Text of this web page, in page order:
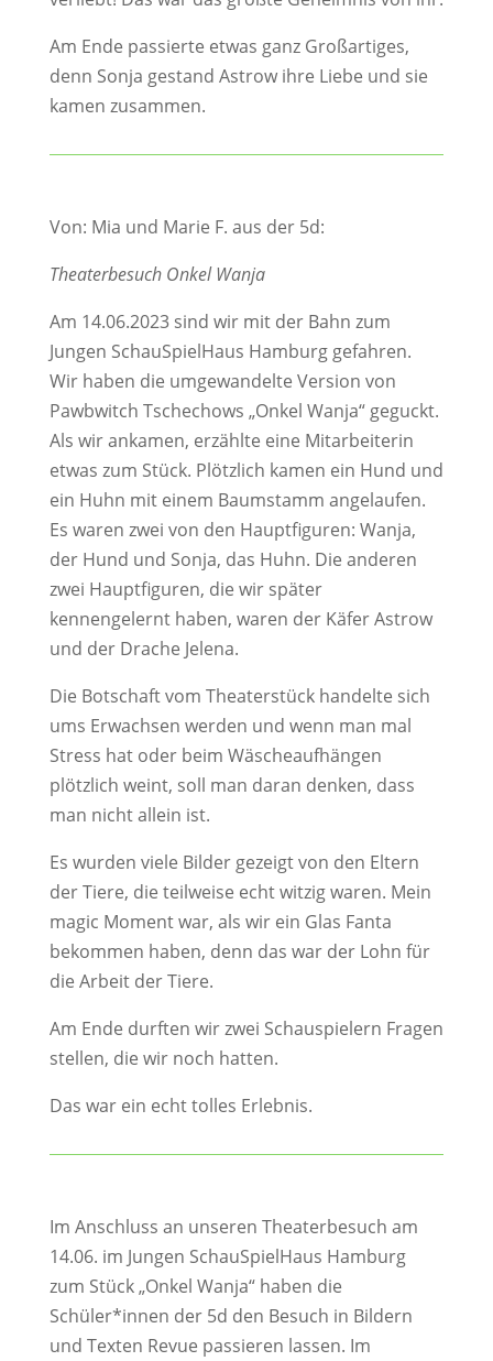
Am Ende passierte etwas ganz Großartiges,
denn Sonja gestand Astrow ihre Liebe und sie
kamen zusammen.
Von: Mia und Marie F. aus der 5d:
Theaterbesuch Onkel Wanja
Am 14.06.2023 sind wir mit der Bahn zum
Jungen SchauSpielHaus Hamburg gefahren.
Wir haben die umgewandelte Version von
Pawbwitch Tschechows „Onkel Wanja“ geguckt.
Als wir ankamen, erzählte eine Mitarbeiterin
etwas zum Stück. Plötzlich kamen ein Hund und
ein Huhn mit einem Baumstamm angelaufen.
Es waren zwei von den Hauptfiguren: Wanja,
der Hund und Sonja, das Huhn. Die anderen
zwei Hauptfiguren, die wir später
kennengelernt haben, waren der Käfer Astrow
und der Drache Jelena.
Die Botschaft vom Theaterstück handelte sich
ums Erwachsen werden und wenn man mal
Stress hat oder beim Wäscheaufhängen
plötzlich weint, soll man daran denken, dass
man nicht allein ist.
Es wurden viele Bilder gezeigt von den Eltern
der Tiere, die teilweise echt witzig waren. Mein
magic Moment war, als wir ein Glas Fanta
bekommen haben, denn das war der Lohn für
die Arbeit der Tiere.
Am Ende durften wir zwei Schauspielern Fragen
stellen, die wir noch hatten.
Das war ein echt tolles Erlebnis.
Im Anschluss an unseren Theaterbesuch am
14.06. im Jungen SchauSpielHaus Hamburg
zum Stück „Onkel Wanja“ haben die
Schüler*innen der 5d den Besuch in Bildern
und Texten Revue passieren lassen. Im